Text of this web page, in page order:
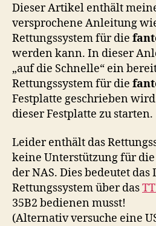
Dieser Artikel enthält
versprochene Anleitung
Rettungssystem für die
werden kann. In dieser
„auf die Schnelle“ ein
Rettungssystem für die
Festplatte geschrieben
dieser Festplatte zu
Leider enthält das
keine Unterstützung für
der NAS. Dies bedeutet das
Rettungssystem über das
35B2 bedienen musst!
(Alternativ versuche eine